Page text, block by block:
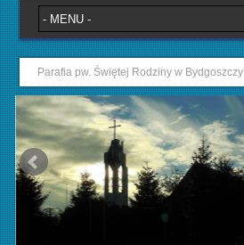
Parafia pw. Świętej Rodziny w Bydgoszczy